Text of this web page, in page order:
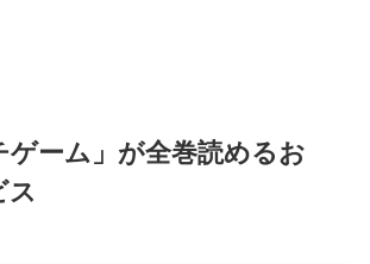
ゲーム」が全巻読めるお
ス